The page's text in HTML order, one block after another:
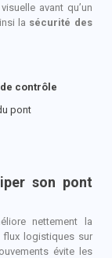
avant qu’un
la sécurité des
contrôle
pont
son pont
nettement la
logistiques sur
évite les